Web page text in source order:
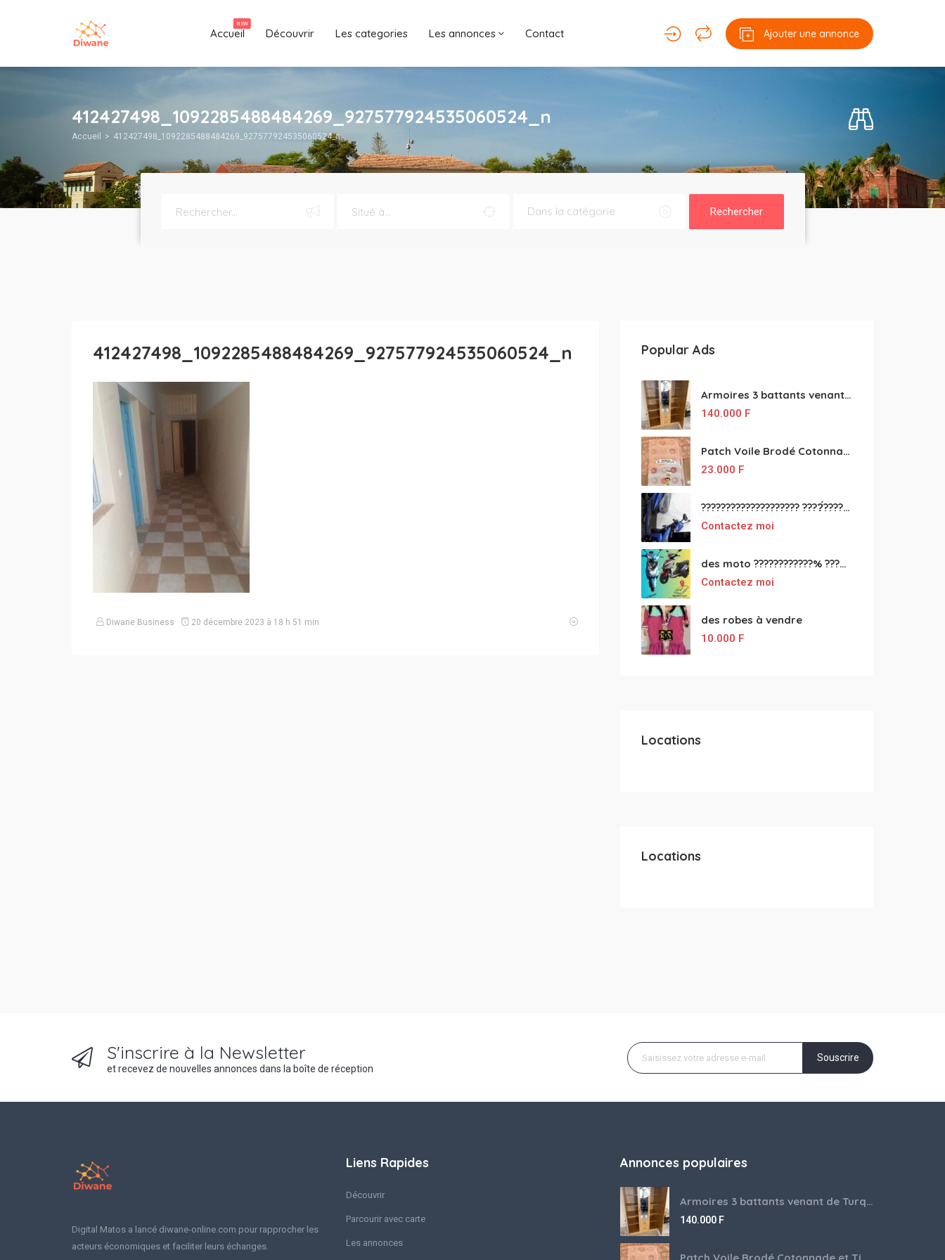
Accueil
NEW
Découvrir Les categories Les annonces Contact Ajouter une annonce
412427498_1092285488484269_927577924535060524_n
Accueil 412427498_1092285488484269_927577924535060524_n
Rechercher
412427498_1092285488484269_927577924535060524_n
Diwane Business 20 décembre 2023 à 18 h 51 min
Popular Ads
Armoires 3 battants venant de Turquie disponibles
140.000 F
Patch Voile Brodé Cotonnade et Tinu Minu de l’Inde ???????? ????
23.000 F
???????????????????? ????́???????????????????????????????????????? à vendre
Contactez moi
des moto ????????????% ????́???????????????????????????????????? à vendre
Contactez moi
des robes à vendre
10.000 F
Locations
Locations
S'inscrire à la Newsletter
et recevez de nouvelles annonces dans la boîte de réception
Souscrire
Digital Matos a lancé diwane-online.com pour rapprocher les
acteurs économiques et faciliter leurs échanges.
Liens Rapides
Découvrir
Parcourir avec carte
Les annonces
Annonces populaires
Armoires 3 battants venant de Turquie disponibles
140.000 F